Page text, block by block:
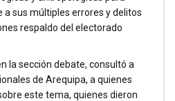
sus múltiples errores y delitos
respaldo del electorado
la sección debate, consultó a
de Arequipa, a quienes
este tema, quienes dieron